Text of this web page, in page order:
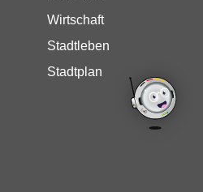
Wirtschaft
Stadtleben
Stadtplan